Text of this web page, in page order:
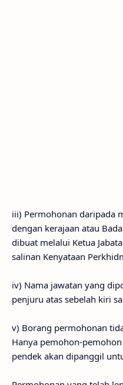
iii) Permohonan daripada
dengan kerajaan atau
dibuat melalui Ketua
salinan Kenyataan
iv) Nama jawatan yang
penjuru atas sebelah kiri
v) Borang permohonan
Hanya pemohon-
pendek akan dipanggil